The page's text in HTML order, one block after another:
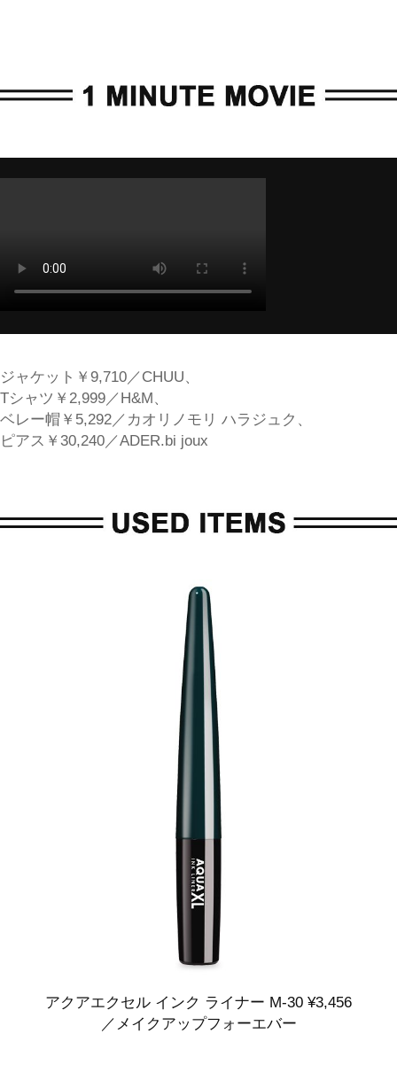
ジャケット￥9,710／CHUU、
Tシャツ￥2,999／H&M、
ベレー帽￥5,292／カオリノモリ ハラジュク、
ピアス￥30,240／ADER.bi joux
アクアエクセル インク ライナー M-30 ¥3,456
／メイクアップフォーエバー